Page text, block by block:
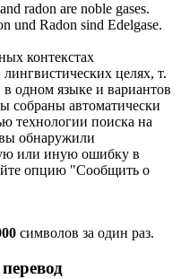
radon are noble gases.
und Radon sind Edelgase.
контекстах
целях, т.
в одном языке и вариантов
собраны автоматически
технологии поиска на
обнаружили
или иную ошибку в
опцию "Сообщить о
символов за один раз.